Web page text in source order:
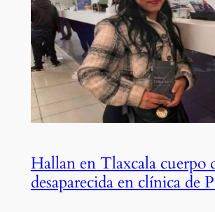
Hallan en Tlaxcala cuerpo
desaparecida en clínica de